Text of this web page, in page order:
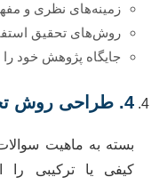
زمینه‌های نظری و
روش‌های تحقیق
جایگاه پژوهش خود را
4. طراحی روش تحقیق مناسب
بسته به ماهیت
کیفی یا ترکیبی را